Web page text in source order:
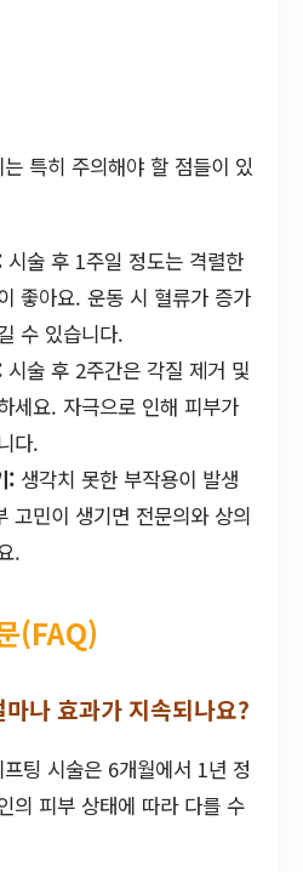
특히 주의해야 할 점들이 있
시술 후 1주일 정도는 격렬한
좋아요. 운동 시 혈류가 증가
수 있습니다.
시술 후 2주간은 각질 제거 및
세요. 자극으로 인해 피부가
다.
: 생각치 못한 부작용이 발생
고민이 생기면 전문의와 상의
.
(FAQ)
나 효과가 지속되나요?
팅 시술은 6개월에서 1년 정
의 피부 상태에 따라 다를 수